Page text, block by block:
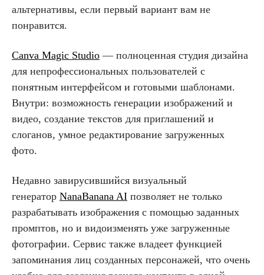
альтернативы, если первый вариант вам не
понравится.
Canva Magic Studio — полноценная студия дизайна
для непрофессиональных пользователей с
понятным интерфейсом и готовыми шаблонами.
Внутри: возможность генерации изображений и
видео, создание текстов для приглашений и
слоганов, умное редактирование загруженных
фото.
Недавно завирусившийся визуальный
генератор NanaBanana AI позволяет не только
разрабатывать изображения с помощью заданных
промптов, но и видоизменять уже загруженные
фотографии. Сервис также владеет функцией
запоминания лиц созданных персонажей, что очень